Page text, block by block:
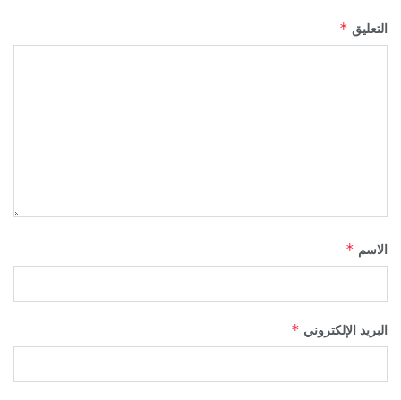
التعليق *
الاسم *
البريد الإلكتروني *